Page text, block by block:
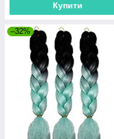
Купити
–32%